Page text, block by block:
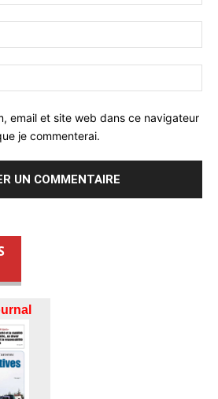
email et site web dans ce navigateur
je commenterai.